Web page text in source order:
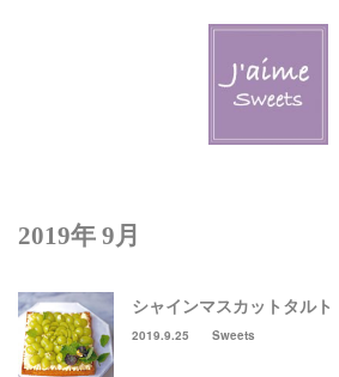
2019年 9月
シャインマスカットタルト
2019.9.25 Sweets
Lesson & Event
J’aime Blog